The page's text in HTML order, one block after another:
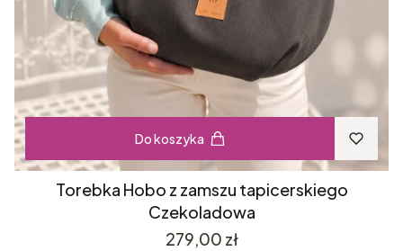
Do koszyka
Torebka Hobo z zamszu tapicerskiego
Czekoladowa
Cena
279,00 zł